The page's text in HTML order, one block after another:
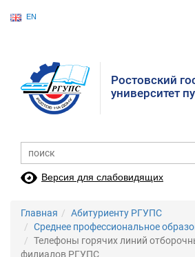
EN
Ростовский
университет
Версия для слабовидящих
Главная
Абитуриенту РГУПС
Среднее профессиональное
Телефоны горячих линий
филиалов РГУПС